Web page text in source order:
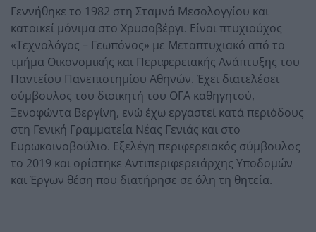
Γεννήθηκε το 1982 στη Σταμνά Μεσολογγίου και
κατοικεί μόνιμα στο Χρυσοβέργι. Είναι πτυχιούχος
«Τεχνολόγος – Γεωπόνος» με Μεταπτυχιακό από το
τμήμα Οικονομικής και Περιφερειακής Ανάπτυξης του
Παντείου Πανεπιστημίου Αθηνών. Έχει διατελέσει
σύμβουλος του διοικητή του ΟΓΑ καθηγητού,
Ξενοφώντα Βεργίνη, ενώ έχω εργαστεί κατά περιόδους
στη Γενική Γραμματεία Νέας Γενιάς και στο
Ευρωκοινοβούλιο. Εξελέγη περιφερειακός σύμβουλος
το 2019 και ορίστηκε Αντιπεριφερειάρχης Υποδομών
και Έργων θέση που διατήρησε σε όλη τη θητεία.